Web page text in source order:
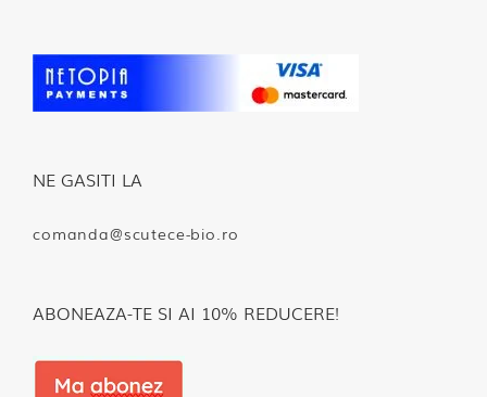
NE GASITI LA
comanda@scutece-bio.ro
ABONEAZA-TE SI AI 10% REDUCERE!